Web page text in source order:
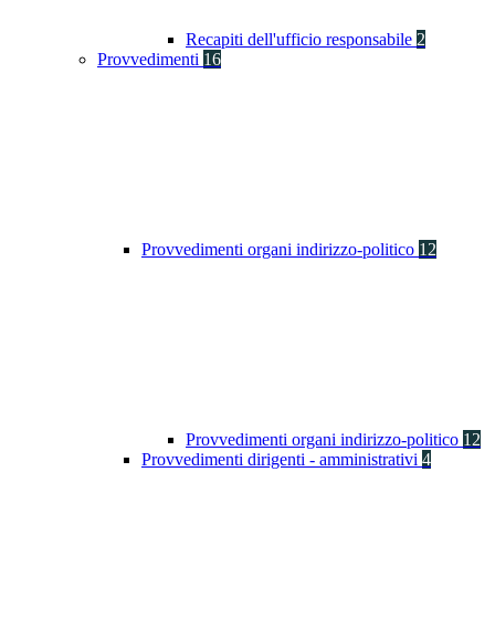
Recapiti dell'ufficio responsabile 2
Provvedimenti 16
Provvedimenti organi indirizzo-politico 12
Provvedimenti organi indirizzo-politico 12
Provvedimenti dirigenti - amministrativi 4